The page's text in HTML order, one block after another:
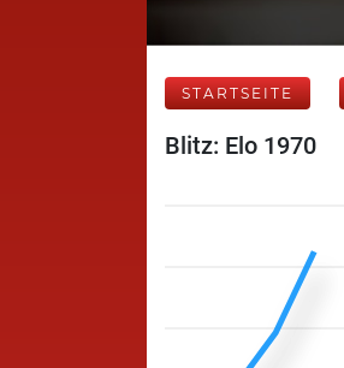
STARTSEITE
Blitz: Elo 1970